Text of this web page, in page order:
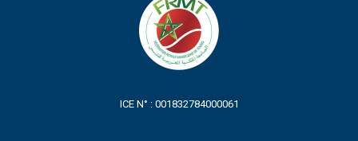
ICE N° : 001832784000061